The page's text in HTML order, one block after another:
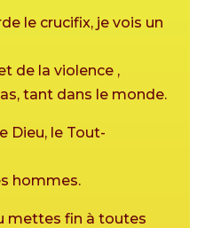
le crucifix, je vois un
de la violence ,
tant dans le monde.
Dieu, le Tout-
hommes.
mettes fin à toutes